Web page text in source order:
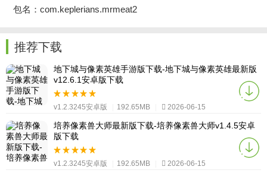
包名：com.keplerians.mrmeat2
推荐下载
地下城与像素英雄手游版下载-地下城与像素英雄最新版
v12.6.1安卓版下载
v1.2.3245安卓版 192.65MB 2026-06-15
培养像素兽大师最新版下载-培养像素兽大师v1.4.5安卓
版下载
v1.2.3245安卓版 192.65MB 2026-06-15